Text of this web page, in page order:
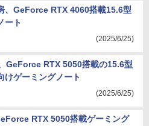
、GeForce RTX 4060搭載15.6型
ート
(2025/6/25)
GeForce RTX 5050搭載の15.6型
けゲーミングノート
(2025/6/25)
RTX 5050搭載ゲーミング